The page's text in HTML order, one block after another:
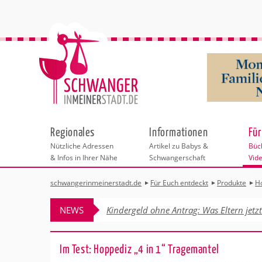
Regionales
Nützliche Adressen
& Infos in Ihrer Nähe
Städteauswahl
Adressen
Behördengänge &
Informationen
Artikel zu Babys &
Schwangerschaft
Bücher
Produkte
Hoppediz
Bondolino
Klar Seifen
HOPPEDIZ
Lässig Little
Apps
schwangerinmeinerstadt.de Für Euch entdeckt Produkte
NEWS Kindergeld ohne Antrag: Was Eltern
Im Test: Hoppediz „4 in 1“ Tragemantel